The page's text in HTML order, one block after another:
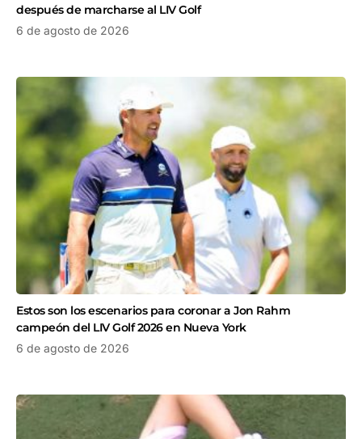
después de marcharse al LIV Golf
6 de agosto de 2026
Estos son los escenarios para coronar a Jon Rahm
campeón del LIV Golf 2026 en Nueva York
6 de agosto de 2026